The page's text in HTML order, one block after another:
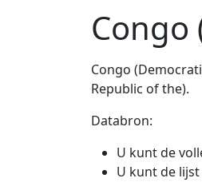
Congo
Congo
Republic of the).
Databron:
U kunt de
U kunt de